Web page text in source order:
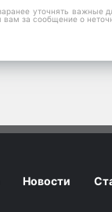
уточнять важные
за сообщение о
Новости